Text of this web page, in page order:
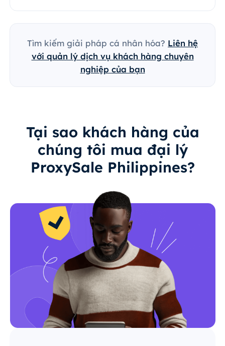
Tìm kiếm giải pháp cá nhân hóa? Liên hệ
với quản lý dịch vụ khách hàng chuyên
nghiệp của bạn
Tại sao khách hàng của
chúng tôi mua đại lý
ProxySale Philippines?